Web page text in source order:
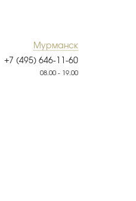
Мурманск
+7 (495) 646-11-60
08.00 - 19.00